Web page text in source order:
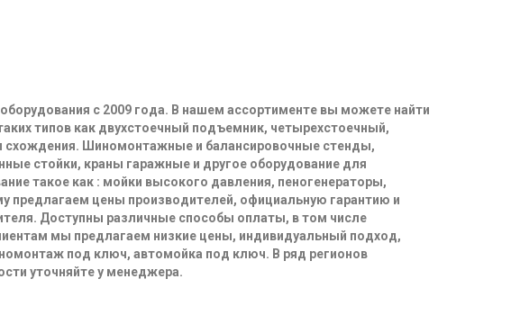
с 2009 года. В нашем ассортименте вы можете найти
типов как двухстоечный подъемник, четырехстоечный,
схождения. Шиномонтажные и балансировочные стенды,
стойки, краны гаражные и другое оборудование для
такое как : мойки высокого давления, пеногенераторы,
предлагаем цены производителей, официальную гарантию и
Доступны различные способы оплаты, в том числе
мы предлагаем низкие цены, индивидуальный подход,
под ключ, автомойка под ключ. В ряд регионов
уточняйте у менеджера.